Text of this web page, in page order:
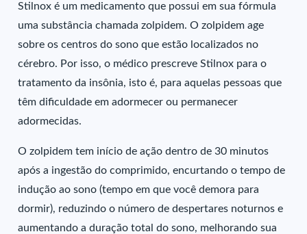
Stilnox é um medicamento que possui em sua fórmula
uma substância chamada zolpidem. O zolpidem age
sobre os centros do sono que estão localizados no
cérebro. Por isso, o médico prescreve Stilnox para o
tratamento da insônia, isto é, para aquelas pessoas que
têm dificuldade em adormecer ou permanecer
adormecidas.
O zolpidem tem início de ação dentro de 30 minutos
após a ingestão do comprimido, encurtando o tempo de
indução ao sono (tempo em que você demora para
dormir), reduzindo o número de despertares noturnos e
aumentando a duração total do sono, melhorando sua